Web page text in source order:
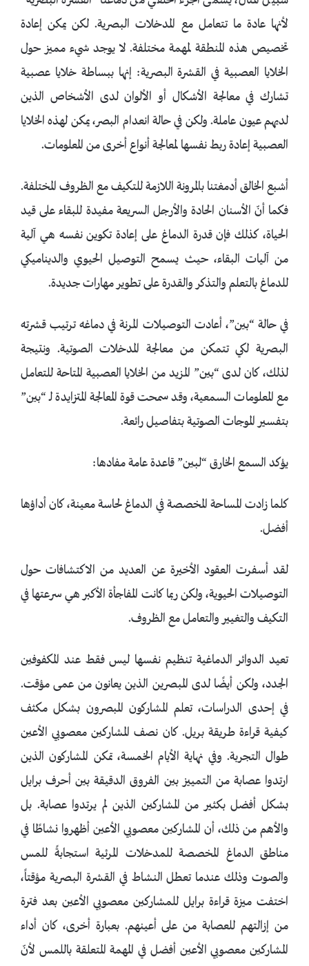
لأنها عادة ما تتعامل مع المدخلات البصرية. لكن يمكن إعادة
تخصيص هذه المنطقة لمهمة مختلفة. لا يوجد شيء مميز حول
الخلايا العصبية في القشرة البصرية: إنها ببساطة خلايا عصبية
تشارك في معالجة الأشكال أو الألوان لدى الأشخاص الذين
لديهم عيون عاملة. ولكن في حالة انعدام البصر، يمكن لهذه الخلايا
العصبية إعادة ربط نفسها لمعالجة أنواع أخرى من المعلومات.
أشبع الخالق أدمغتنا بالمرونة اللازمة للتكيف مع الظروف المختلفة.
فكما أنّ الأسنان الحادة والأرجل السريعة مفيدة للبقاء على قيد
الحياة، كذلك فإن قدرة الدماغ على إعادة تكوين نفسه هي آلية
من آليات البقاء، حيث يسمح التوصيل الحيوي والديناميكي
للدماغ بالتعلم والتذكر والقدرة على تطوير مهارات جديدة.
في حالة “بين”، أعادت التوصيلات المرنة في دماغه ترتيب قشرته
البصرية لكي تتمكن من معالجة المدخلات الصوتية. ونتيجة
لذلك، كان لدى “بين” المزيد من الخلايا العصبية المتاحة للتعامل
مع المعلومات السمعية، وقد سمحت قوة المعالجة المتزايدة لـ “بين”
بتفسير الموجات الصوتية بتفاصيل رائعة.
يؤكد السمع الخارق “لبين” قاعدة عامة مفادها:
كلما زادت المساحة المخصصة في الدماغ لحاسة معينة، كان أداؤها
أفضل.
لقد أسفرت العقود الأخيرة عن العديد من الاكتشافات حول
التوصيلات الحيوية، ولكن ربما كانت المفاجأة الأكبر هي سرعتها في
التكيف والتغيير والتعامل مع الظروف.
تعيد الدوائر الدماغية تنظيم نفسها ليس فقط عند المكفوفين
الجدد، ولكن أيضًا لدى المبصرين الذين يعانون من عمى مؤقت.
في إحدى الدراسات، تعلم المشاركون المبصرون بشكل مكثف
كيفية قراءة طريقة بريل. كان نصف المشاركين معصوبي الأعين
طوال التجربة. وفي نهاية الأيام الخمسة، تمكن المشاركون الذين
ارتدوا عصابة من التمييز بين الفروق الدقيقة بين أحرف برايل
بشكل أفضل بكثير من المشاركين الذين لم يرتدوا عصابة. بل
والأهم من ذلك، أن المشاركين معصوبي الأعين أظهروا نشاطًا في
مناطق الدماغ المخصصة للمدخلات المرئية استجابةً للمس
والصوت وذلك عندما تعطل النشاط في القشرة البصرية مؤقتاً،
اختفت ميزة قراءة برايل للمشاركين معصوبي الأعين بعد فترة
من إزالتهم للعصابة من على أعينهم. بعبارة أخرى، كان أداء
المشاركين معصوبي الأعين أفضل في المهمة المتعلقة باللمس لأنّ